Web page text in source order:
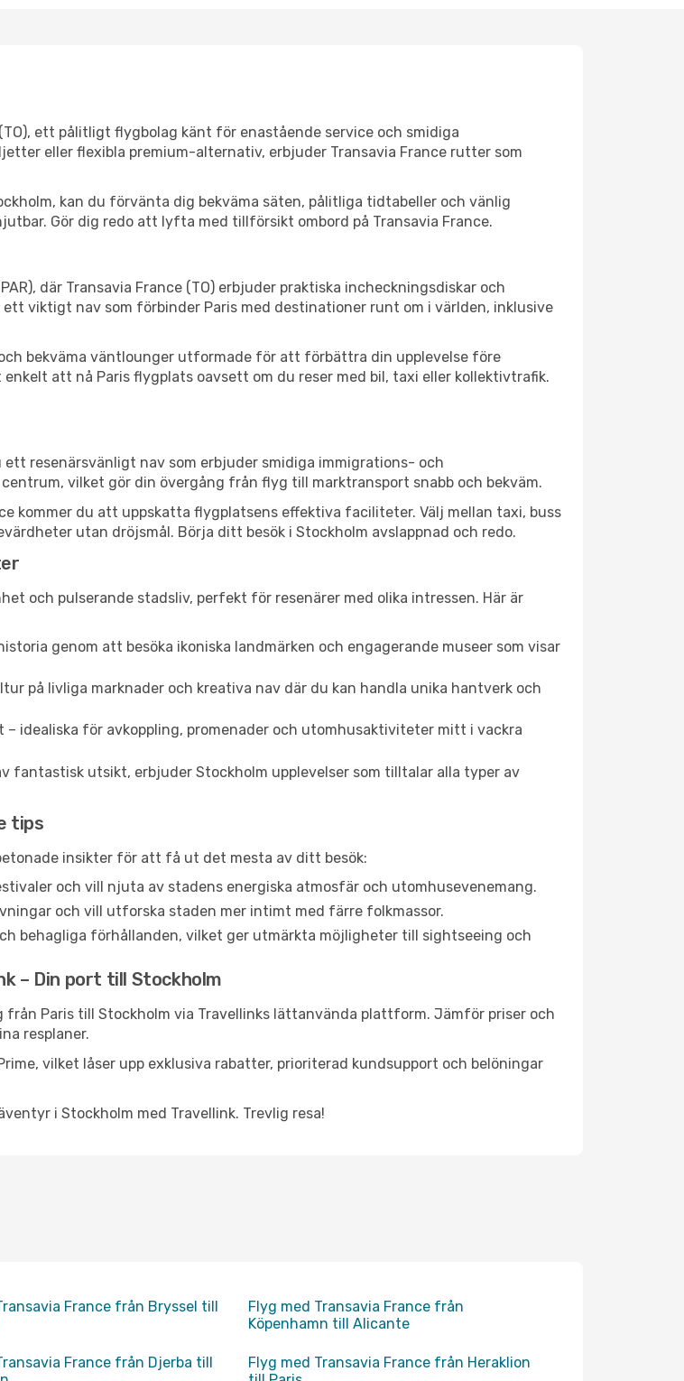
ett pålitligt flygbolag känt för enastående service och smidiga
eller flexibla premium-alternativ, erbjuder Transavia France rutter som
kan du förvänta dig bekväma säten, pålitliga tidtabeller och vänlig
Gör dig redo att lyfta med tillförsikt ombord på Transavia France.
där Transavia France (TO) erbjuder praktiska incheckningsdiskar och
viktigt nav som förbinder Paris med destinationer runt om i världen, inklusive
bekväma väntlounger utformade för att förbättra din upplevelse före
att nå Paris flygplats oavsett om du reser med bil, taxi eller kollektivtrafik.
resenärsvänligt nav som erbjuder smidiga immigrations- och
vilket gör din övergång från flyg till marktransport snabb och bekväm.
kommer du att uppskatta flygplatsens effektiva faciliteter. Välj mellan taxi, buss
utan dröjsmål. Börja ditt besök i Stockholm avslappnad och redo.
och pulserande stadsliv, perfekt för resenärer med olika intressen. Här är
genom att besöka ikoniska landmärken och engagerande museer som visar
på livliga marknader och kreativa nav där du kan handla unika hantverk och
idealiska för avkoppling, promenader och utomhusaktiviteter mitt i vackra
fantastisk utsikt, erbjuder Stockholm upplevelser som tilltalar alla typer av
tips
insikter för att få ut det mesta av ditt besök:
och vill njuta av stadens energiska atmosfär och utomhusevenemang.
och vill utforska staden mer intimt med färre folkmassor.
behagliga förhållanden, vilket ger utmärkta möjligheter till sightseeing och
– Din port till Stockholm
från Paris till Stockholm via Travellinks lättanvända plattform. Jämför priser och
resplaner.
vilket låser upp exklusiva rabatter, prioriterad kundsupport och belöningar
i Stockholm med Travellink. Trevlig resa!
France från Bryssel till
Flyg med Transavia France från
Köpenhamn till Alicante
France från Djerba till
Flyg med Transavia France från Heraklion